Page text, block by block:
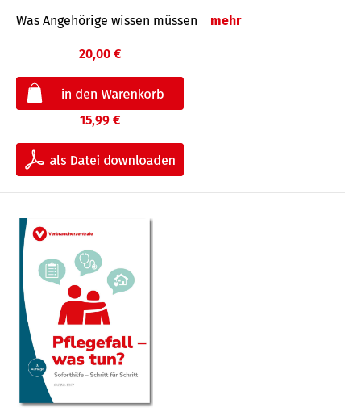
Was Angehörige wissen müssen mehr
20,00 €
15,99 €